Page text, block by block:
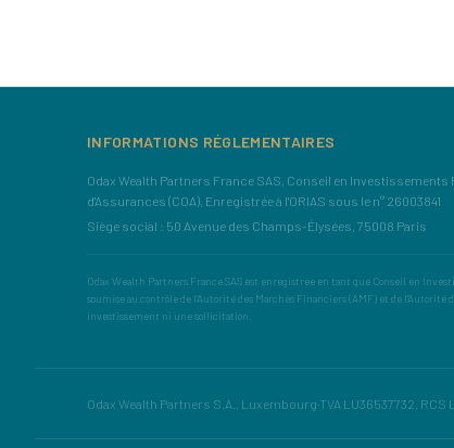
INFORMATIONS RÉGLEMENTAIRES
Odax Wealth Partners France SAS, Conseil en
d'Assurances (COA), Enregistrée à l'ORIAS sous le n° 26003841
Siège social : 50 Avenue des Champs-Élysées, 75008 Paris
Odax Wealth Partners France SAS est enregistrée en tant que Conseil en
soumise au contrôle de l'Autorité des Marchés Financiers (AMF) et de
investissement ni une sollicitation.
Odax Wealth Partners S.A., Luxembourg·TVA LU36537732,